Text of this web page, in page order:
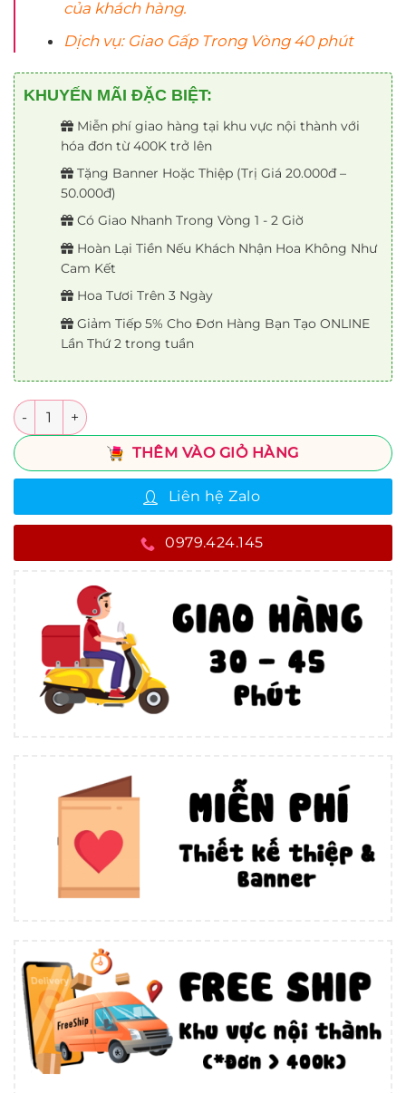
của khách hàng.
Dịch vụ: Giao Gấp Trong Vòng 40 phút
KHUYẾN MÃI ĐẶC BIỆT:
Miễn phí giao hàng tại khu vực nội thành với
hóa đơn từ 400K trở lên
Tặng Banner Hoặc Thiệp (Trị Giá 20.000đ –
50.000đ)
Có Giao Nhanh Trong Vòng 1 - 2 Giờ
Hoàn Lại Tiền Nếu Khách Nhận Hoa Không Như
Cam Kết
Hoa Tươi Trên 3 Ngày
Giảm Tiếp 5% Cho Đơn Hàng Bạn Tạo ONLINE
Lần Thứ 2 trong tuần
Số lượng
THÊM VÀO GIỎ HÀNG
Liên hệ Zalo
0979.424.145